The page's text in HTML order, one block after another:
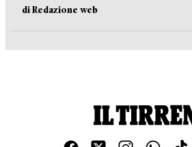
di Redazione web